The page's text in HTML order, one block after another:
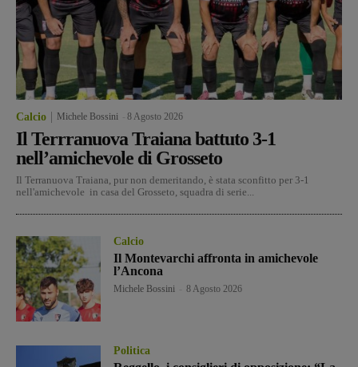
Calcio Michele Bossini 8 Agosto 2026
Il Terrranuova Traiana battuto 3-1
nell’amichevole di Grosseto
Il Terranuova Traiana, pur non demeritando, è stata sconfitto per 3-1
nell'amichevole in casa del Grosseto, squadra di serie...
Calcio
Il Montevarchi affronta in amichevole
l’Ancona
Michele Bossini 8 Agosto 2026
Politica